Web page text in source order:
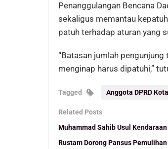
Penanggulangan Bencana
sekaligus memantau
patuh terhadap aturan yang
“Batasan jumlah
menginap harus dipatuhi,”
Tagged Anggota DPRD
Related Posts
Muhammad Sahib Usul
Rustam Dorong Pansus